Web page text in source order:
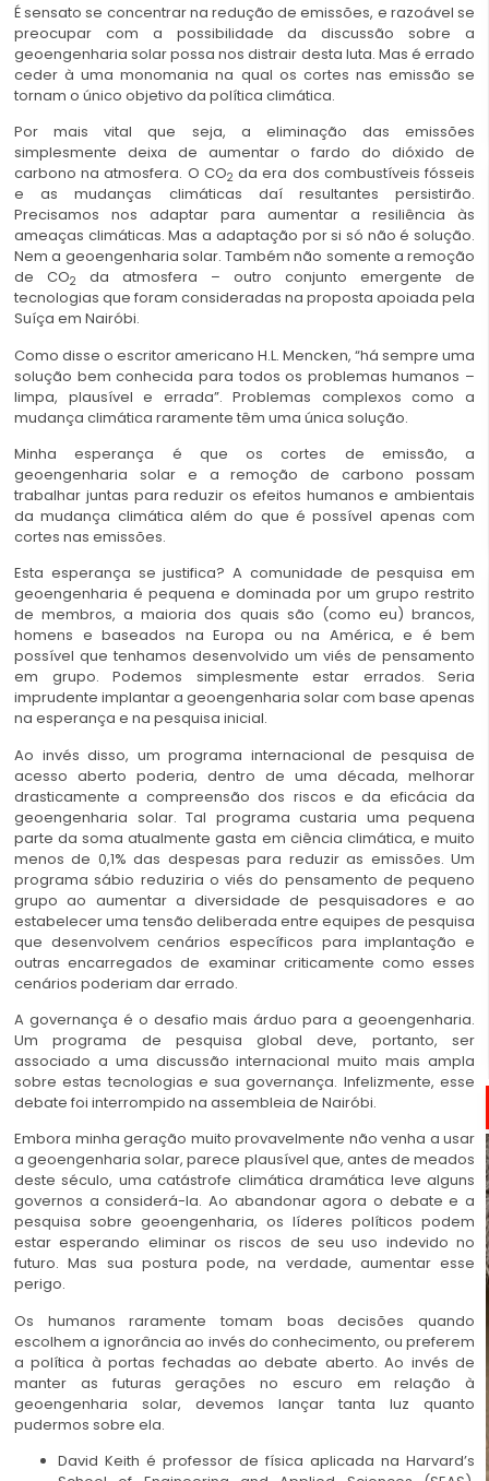
É sensato se concentrar na redução de emissões, e razoável se
preocupar com a possibilidade da discussão sobre a
geoengenharia solar possa nos distrair desta luta. Mas é errado
ceder à uma monomania na qual os cortes nas emissão se
tornam o único objetivo da política climática.
Por mais vital que seja, a eliminação das emissões
simplesmente deixa de aumentar o fardo do dióxido de
carbono na atmosfera. O CO2 da era dos combustíveis fósseis
e as mudanças climáticas daí resultantes persistirão.
Precisamos nos adaptar para aumentar a resiliência às
ameaças climáticas. Mas a adaptação por si só não é solução.
Nem a geoengenharia solar. Também não somente a remoção
de CO2
da atmosfera – outro conjunto emergente de
tecnologias que foram consideradas na proposta apoiada pela
Suíça em Nairóbi.
Como disse o escritor americano H.L. Mencken, “há sempre uma
solução bem conhecida para todos os problemas humanos –
limpa, plausível e errada”. Problemas complexos como a
mudança climática raramente têm uma única solução.
Minha esperança é que os cortes de emissão, a
geoengenharia solar e a remoção de carbono possam
trabalhar juntas para reduzir os efeitos humanos e ambientais
da mudança climática além do que é possível apenas com
cortes nas emissões.
Esta esperança se justifica? A comunidade de pesquisa em
geoengenharia é pequena e dominada por um grupo restrito
de membros, a maioria dos quais são (como eu) brancos,
homens e baseados na Europa ou na América, e é bem
possível que tenhamos desenvolvido um viés de pensamento
em grupo. Podemos simplesmente estar errados. Seria
imprudente implantar a geoengenharia solar com base apenas
na esperança e na pesquisa inicial.
Ao invés disso, um programa internacional de pesquisa de
acesso aberto poderia, dentro de uma década, melhorar
drasticamente a compreensão dos riscos e da eficácia da
geoengenharia solar. Tal programa custaria uma pequena
parte da soma atualmente gasta em ciência climática, e muito
menos de 0,1% das despesas para reduzir as emissões. Um
programa sábio reduziria o viés do pensamento de pequeno
grupo ao aumentar a diversidade de pesquisadores e ao
estabelecer uma tensão deliberada entre equipes de pesquisa
que desenvolvem cenários específicos para implantação e
outras encarregados de examinar criticamente como esses
cenários poderiam dar errado.
A governança é o desafio mais árduo para a geoengenharia.
Um programa de pesquisa global deve, portanto, ser
associado a uma discussão internacional muito mais ampla
sobre estas tecnologias e sua governança. Infelizmente, esse
debate foi interrompido na assembleia de Nairóbi.
Embora minha geração muito provavelmente não venha a usar
a geoengenharia solar, parece plausível que, antes de meados
deste século, uma catástrofe climática dramática leve alguns
governos a considerá-la. Ao abandonar agora o debate e a
pesquisa sobre geoengenharia, os líderes políticos podem
estar esperando eliminar os riscos de seu uso indevido no
futuro. Mas sua postura pode, na verdade, aumentar esse
perigo.
Os humanos raramente tomam boas decisões quando
escolhem a ignorância ao invés do conhecimento, ou preferem
a política à portas fechadas ao debate aberto. Ao invés de
manter as futuras gerações no escuro em relação à
geoengenharia solar, devemos lançar tanta luz quanto
pudermos sobre ela.
David Keith é professor de física aplicada na Harvard’s